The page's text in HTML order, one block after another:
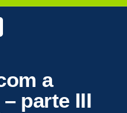
a
parte III